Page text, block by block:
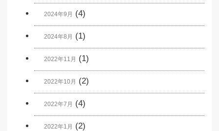
2024年9月 (4)
2024年8月 (1)
2022年11月 (1)
2022年10月 (2)
2022年7月 (4)
2022年1月 (2)